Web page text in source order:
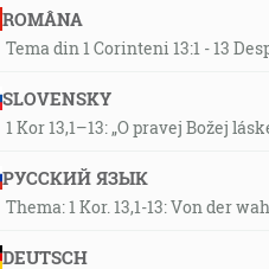
ROMÂNA
Tema din 1 Corinteni 13:1 - 13
SLOVENSKY
1 Kor 13,1–13: „O pravej Božej
РУССКИЙ ЯЗЫК
Thema: 1 Kor. 13,1-13: Von der
DEUTSCH